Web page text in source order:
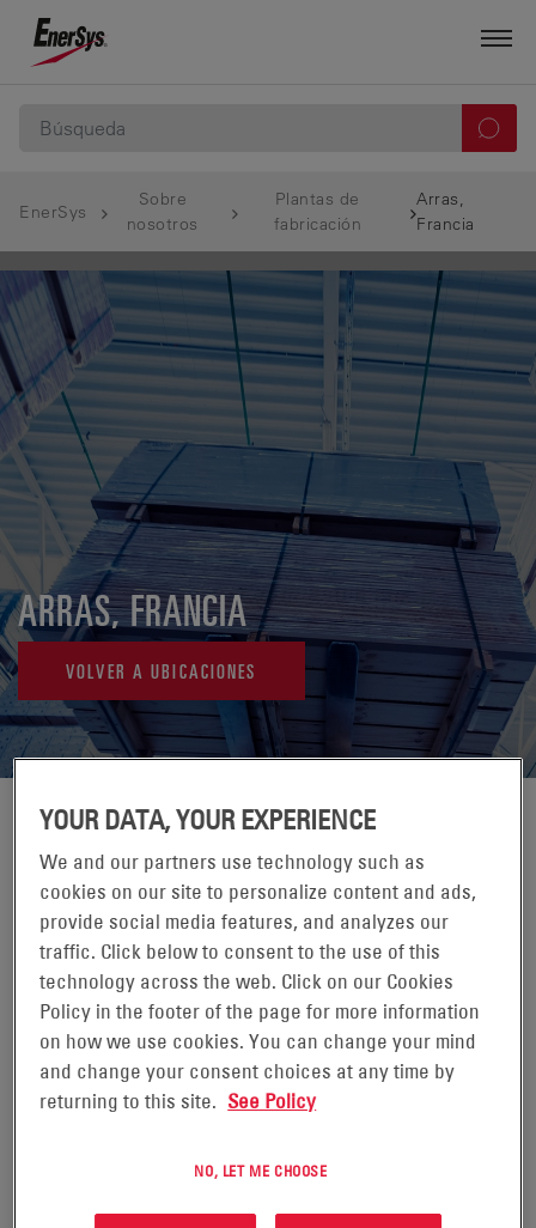
EnerSys
Sobre
nosotros
Plantas de
fabricación
Arras,
Francia
ARRAS, FRANCIA
VOLVER A UBICACIONES
YOUR DATA, YOUR EXPERIENCE
We and our partners use technology such as
cookies on our site to personalize content and ads,
provide social media features, and analyzes our
traffic. Click below to consent to the use of this
technology across the web. Click on our Cookies
Policy in the footer of the page for more information
on how we use cookies. You can change your mind
and change your consent choices at any time by
returning to this site. See Policy
NO, LET ME CHOOSE